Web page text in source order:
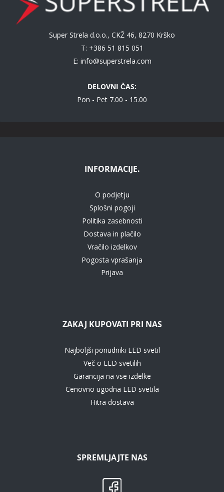
Super Strela d.o.o., CKŽ 46, 8270 Krško
T: +386 51 815 051
E: info@superstrela.com
DELOVNI ČAS:
Pon - Pet 7.00 - 15.00
INFORMACIJE.
O podjetju
Splošni pogoji
Politika zasebnosti
Dostava in plačilo
Vračilo izdelkov
Pogosta vprašanja
Prijava
ZAKAJ KUPOVATI PRI NAS
Najboljši ponudniki LED svetil
Več o LED svetilih
Garancija na vse izdelke
Cenovno ugodna LED svetila
Hitra dostava
SPREMLJAJTE NAS